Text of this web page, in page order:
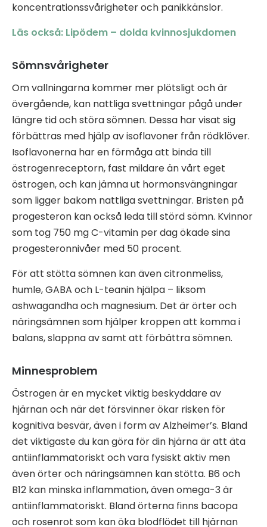
koncentrationssvårigheter och panikkänslor.
Läs också: Lipödem – dolda kvinnosjukdomen
Sömnsvårigheter
Om vallningarna kommer mer plötsligt och är
övergående, kan nattliga svettningar pågå under
längre tid och störa sömnen. Dessa har visat sig
förbättras med hjälp av isoflavoner från rödklöver.
Isoflavonerna har en förmåga att binda till
östrogenreceptorn, fast mildare än vårt eget
östrogen, och kan jämna ut hormonsvängningar
som ligger bakom nattliga svettningar. Bristen på
progesteron kan också leda till störd sömn. Kvinnor
som tog 750 mg C-vitamin per dag ökade sina
progesteronnivåer med 50 procent.
För att stötta sömnen kan även citronmeliss,
humle, GABA och L-teanin hjälpa – liksom
ashwagandha och magnesium. Det är örter och
näringsämnen som hjälper kroppen att komma i
balans, slappna av samt att förbättra sömnen.
Minnesproblem
Östrogen är en mycket viktig beskyddare av
hjärnan och när det försvinner ökar risken för
kognitiva besvär, även i form av Alzheimer’s. Bland
det viktigaste du kan göra för din hjärna är att äta
antiinflammatoriskt och vara fysiskt aktiv men
även örter och näringsämnen kan stötta. B6 och
B12 kan minska inflammation, även omega-3 är
antiinflammatoriskt. Bland örterna finns bacopa
och rosenrot som kan öka blodflödet till hjärnan